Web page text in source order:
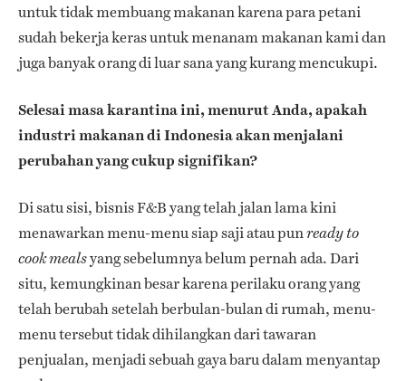
untuk tidak membuang makanan karena para petani
sudah bekerja keras untuk menanam makanan kami dan
juga banyak orang di luar sana yang kurang mencukupi.
Selesai masa karantina ini, menurut Anda, apakah
industri makanan di Indonesia akan menjalani
perubahan yang cukup signifikan?
Di satu sisi, bisnis F&B yang telah jalan lama kini
menawarkan menu-menu siap saji atau punready to
cook mealsyang sebelumnya belum pernah ada. Dari
situ, kemungkinan besar karena perilaku orang yang
telah berubah setelah berbulan-bulan di rumah, menu-
menu tersebut tidak dihilangkan dari tawaran
penjualan, menjadi sebuah gaya baru dalam menyantap